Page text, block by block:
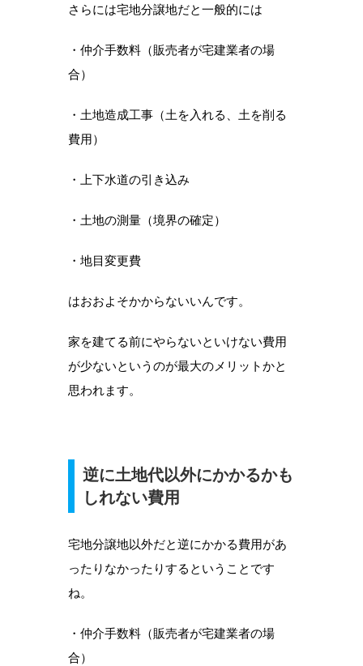
さらには宅地分譲地だと一般的には
・仲介手数料（販売者が宅建業者の場
合）
・土地造成工事（土を入れる、土を削る
費用）
・上下水道の引き込み
・土地の測量（境界の確定）
・地目変更費
はおおよそかからないいんです。
家を建てる前にやらないといけない費用
が少ないというのが最大のメリットかと
思われます。
逆に土地代以外にかかるかも
しれない費用
宅地分譲地以外だと逆にかかる費用があ
ったりなかったりするということです
ね。
・仲介手数料（販売者が宅建業者の場
合）